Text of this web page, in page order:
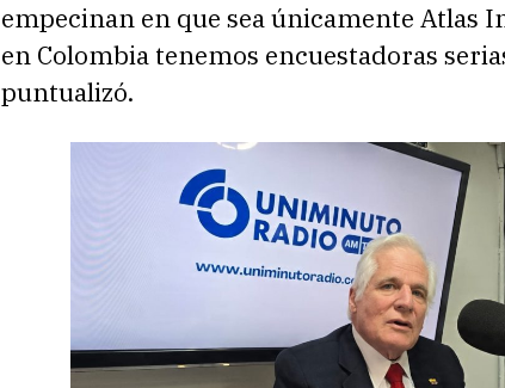
empecinan en que sea únicamente Atlas
en Colombia tenemos encuestadoras
puntualizó.